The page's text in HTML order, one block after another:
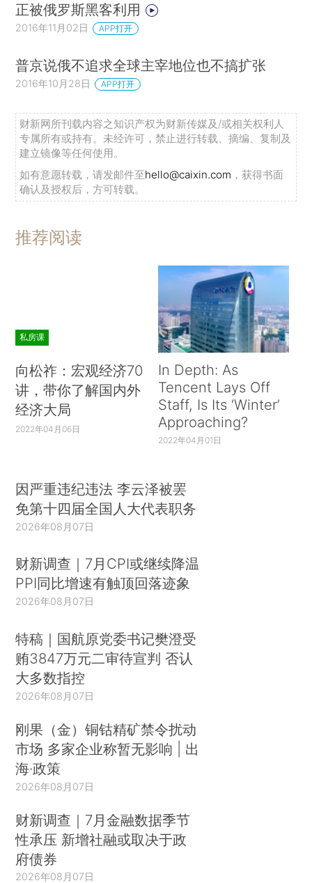
正被俄罗斯黑客利用
2016年11月02日 APP打开
普京说俄不追求全球主宰地位也不搞扩张
2016年10月28日 APP打开
财新网所刊载内容之知识产权为财新传媒及/或相关权利人
专属所有或持有。未经许可，禁止进行转载、摘编、复制及
建立镜像等任何使用。
如有意愿转载，请发邮件至hello@caixin.com ，获得书面
确认及授权后，方可转载。
推荐阅读
私房课
向松祚：宏观经济70
讲，带你了解国内外
经济大局
2022年04月06日
In Depth: As
Tencent Lays Off
Staff, Is Its ‘Winter’
Approaching?
2022年04月01日
因严重违纪违法 李云泽被罢
免第十四届全国人大代表职务
2026年08月07日
财新调查｜7月CPI或继续降温
PPI同比增速有触顶回落迹象
2026年08月07日
特稿｜国航原党委书记樊澄受
贿3847万元二审待宣判 否认
大多数指控
2026年08月07日
刚果（金）铜钴精矿禁令扰动
市场 多家企业称暂无影响 | 出
海·政策
2026年08月07日
财新调查｜7月金融数据季节
性承压 新增社融或取决于政
府债券
2026年08月07日